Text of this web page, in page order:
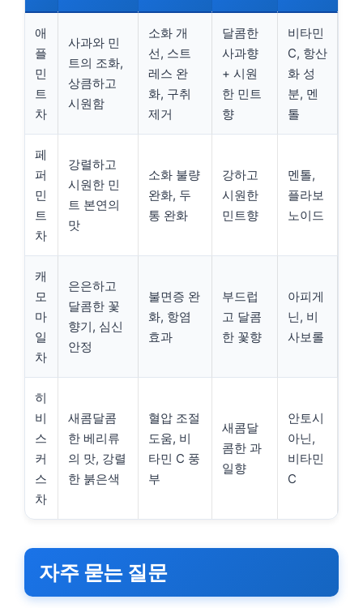
애
플
민
트
차
사과와 민
트의 조화,
상큼하고
시원함
소화 개
선, 스트
레스 완
화, 구취
제거
달콤한
사과향
+ 시원
한 민트
향
비타민
C, 항산
화 성
분, 멘
톨
페
퍼
민
트
차
강렬하고
시원한 민
트 본연의
맛
소화 불량
완화, 두
통 완화
강하고
시원한
민트향
멘톨,
플라보
노이드
캐
모
마
일
차
은은하고
달콤한 꽃
향기, 심신
안정
불면증 완
화, 항염
효과
부드럽
고 달콤
한 꽃향
아피게
닌, 비
사보롤
히
비
스
커
스
차
새콤달콤
한 베리류
의 맛, 강렬
한 붉은색
혈압 조절
도움, 비
타민 C 풍
부
새콤달
콤한 과
일향
안토시
아닌,
비타민
C
자주 묻는 질문